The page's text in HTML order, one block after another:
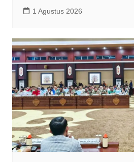
1 Agustus 2026